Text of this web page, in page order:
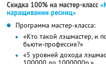
Скидка 100% на мастер-класс
наращивании ресниц»
Программа мастер-класса:
«Кто такой лэшмастер, и
бьюти-профессия?»
«5 уровней дохода